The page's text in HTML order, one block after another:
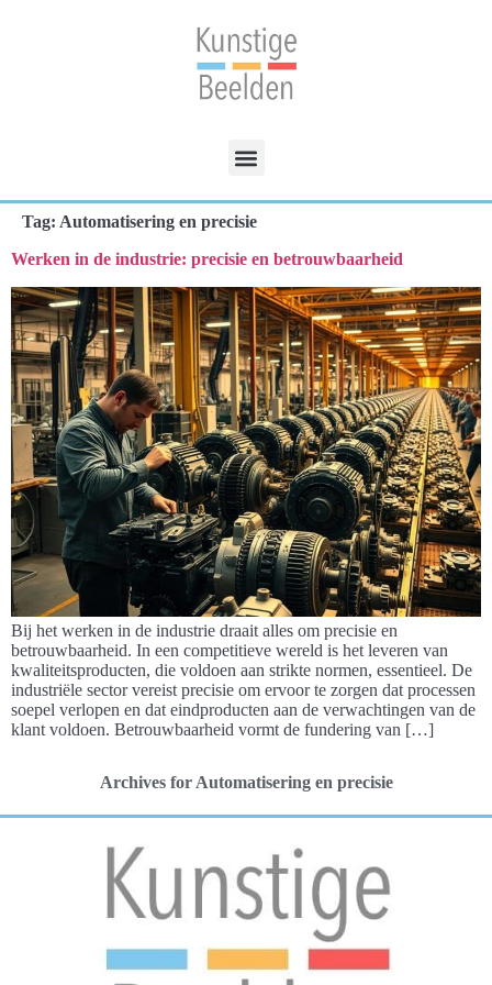
Tag: Automatisering en precisie
Werken in de industrie: precisie en betrouwbaarheid
Bij het werken in de industrie draait alles om precisie en
betrouwbaarheid. In een competitieve wereld is het leveren van
kwaliteitsproducten, die voldoen aan strikte normen, essentieel. De
industriële sector vereist precisie om ervoor te zorgen dat processen
soepel verlopen en dat eindproducten aan de verwachtingen van de
klant voldoen. Betrouwbaarheid vormt de fundering van […]
Archives for Automatisering en precisie